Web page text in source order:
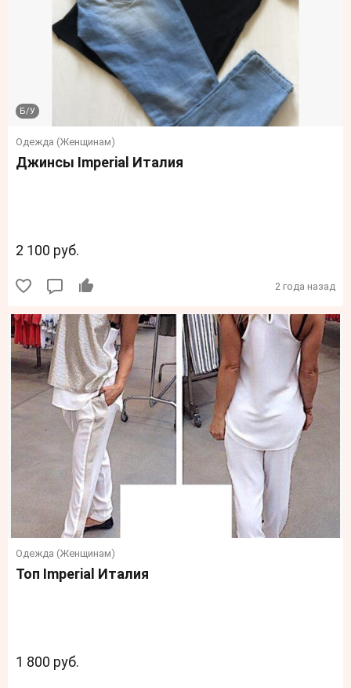
Одежда (Женщинам)
Б/У
Джинсы Imperial Италия
2 100 руб.
2 года назад
Одежда (Женщинам)
Топ Imperial Италия
1 800 руб.